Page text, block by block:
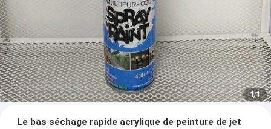
1/1
Le bas séchage rapide acrylique de peinture de jet